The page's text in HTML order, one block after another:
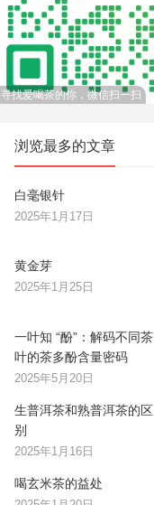
寻找爱喝茶的你，微信扫一扫
浏览最多的文章
白毫银针
2025年1月17日
黄金芽
2025年1月25日
一叶知 “酚”：解码不同茶
叶的茶多酚含量密码
2025年5月20日
生普洱茶和熟普洱茶的区
别
2025年1月16日
喝玄米茶的益处